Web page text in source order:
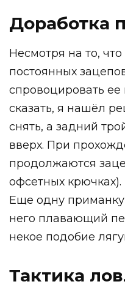
Доработка
Несмотря на то,
постоянных
спровоцировать
сказать, я нашёл
снять, а задний
вверх. При
продолжаются
офсетных крючках).
Еще одну приманку
него плавающий
некое подобие
Тактика